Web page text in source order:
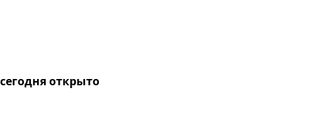
сегодняоткрыто